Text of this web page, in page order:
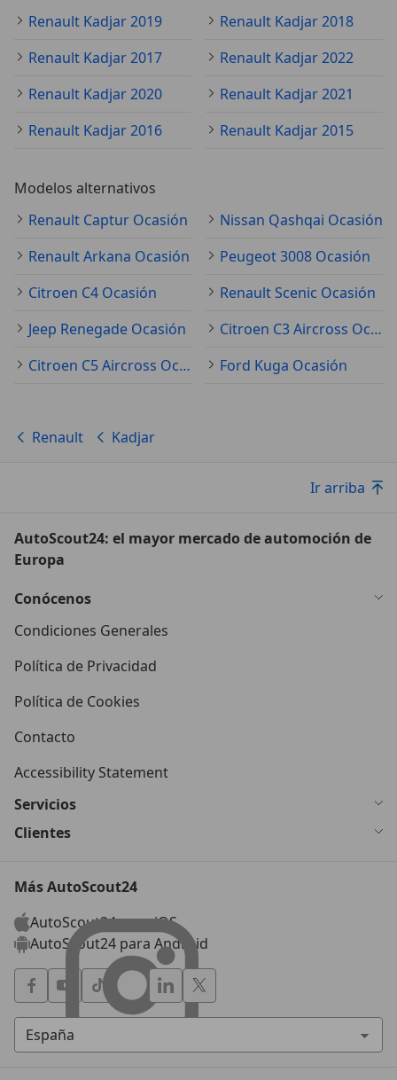
Renault Kadjar 2019
Renault Kadjar 2018
Renault Kadjar 2017
Renault Kadjar 2022
Renault Kadjar 2020
Renault Kadjar 2021
Renault Kadjar 2016
Renault Kadjar 2015
Modelos alternativos
Renault Captur Ocasión
Nissan Qashqai Ocasión
Renault Arkana Ocasión
Peugeot 3008 Ocasión
Citroen C4 Ocasión
Renault Scenic Ocasión
Jeep Renegade Ocasión
Citroen C3 Aircross Ocasión
Citroen C5 Aircross Ocasión
Ford Kuga Ocasión
Renault Kadjar
Ir arriba
AutoScout24: el mayor mercado de automoción de
Europa
Conócenos
Condiciones Generales
Política de Privacidad
Política de Cookies
Contacto
Accessibility Statement
Servicios
Clientes
Más AutoScout24
AutoScout24 para iOS
AutoScout24 para Android